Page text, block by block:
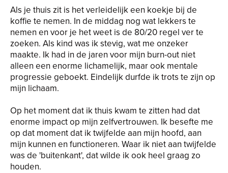
Als je thuis zit is het verleidelijk een koekje bij de
koffie te nemen. In de middag nog wat lekkers te
nemen en voor je het weet is de 80/20 regel ver te
zoeken. Als kind was ik stevig, wat me onzeker
maakte. Ik had in de jaren voor mijn burn-out niet
alleen een enorme lichamelijk, maar ook mentale
progressie geboekt. Eindelijk durfde ik trots te zijn op
mijn lichaam.
Op het moment dat ik thuis kwam te zitten had dat
enorme impact op mijn zelfvertrouwen. Ik besefte me
op dat moment dat ik twijfelde aan mijn hoofd, aan
mijn kunnen en functioneren. Waar ik niet aan twijfelde
was de 'buitenkant', dat wilde ik ook heel graag zo
houden.